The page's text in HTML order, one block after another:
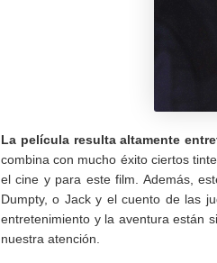
La película resulta altamente
combina con mucho éxito ciertos
el cine y para este film. Además,
Dumpty, o Jack y el cuento de las
entretenimiento y la aventura están
nuestra atención.